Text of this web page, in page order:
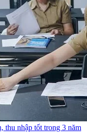
thu nhập tốt trong 3 năm